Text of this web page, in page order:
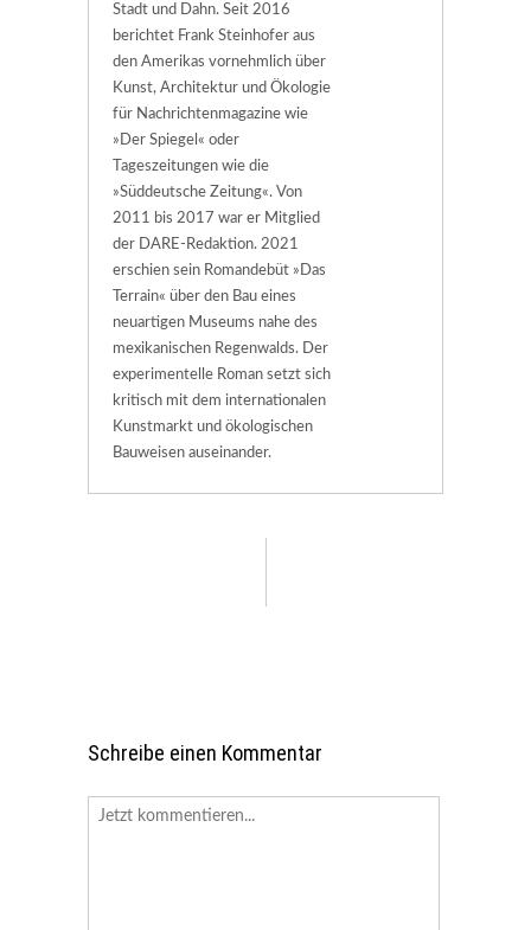
Stadt und Dahn. Seit 2016
berichtet Frank Steinhofer aus
den Amerikas vornehmlich über
Kunst, Architektur und Ökologie
für Nachrichtenmagazine wie
»Der Spiegel« oder
Tageszeitungen wie die
»Süddeutsche Zeitung«. Von
2011 bis 2017 war er Mitglied
der DARE-Redaktion. 2021
erschien sein Romandebüt »Das
Terrain« über den Bau eines
neuartigen Museums nahe des
mexikanischen Regenwalds. Der
experimentelle Roman setzt sich
kritisch mit dem internationalen
Kunstmarkt und ökologischen
Bauweisen auseinander.
Schreibe einen Kommentar